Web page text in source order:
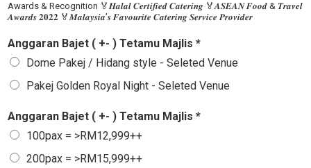
Awards & Recognition 🏅𝑯𝒂𝒍𝒂𝒍 𝑪𝒆𝒓𝒕𝒊𝒇𝒊𝒆𝒅 𝑪𝒂𝒕𝒆𝒓𝒊𝒏𝒈 🏅𝑨𝑺𝑬𝑨𝑵 𝑭𝒐𝒐𝒅 & 𝑻𝒓𝒂𝒗𝒆𝒍
𝑨𝒘𝒂𝒓𝒅𝒔 𝟐𝟎𝟐𝟐 🏅𝑴𝒂𝒍𝒂𝒚𝒔𝒊𝒂’𝒔 𝑭𝒂𝒗𝒐𝒖𝒓𝒊𝒕𝒆 𝑪𝒂𝒕𝒆𝒓𝒊𝒏𝒈 𝑺𝒆𝒓𝒗𝒊𝒄𝒆 𝑷𝒓𝒐𝒗𝒊𝒅𝒆𝒓
Anggaran Bajet ( +- ) Tetamu Majlis *
Dome Pakej / Hidang style - Seleted Venue
Pakej Golden Royal Night - Seleted Venue
Anggaran Bajet ( +- ) Tetamu Majlis *
100pax = >RM12,999++
200pax = >RM15,999++